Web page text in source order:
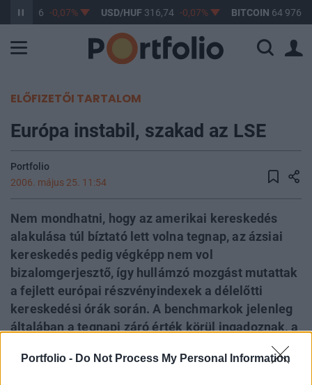
Portfolio - Do Not Process My Personal Information
365,16 -0,07% USD/HUF 316,74 -0,07% BITCOIN 64 976,19
ELŐFIZETŐI TARTALOM
Európa instabil, szakad az LSE
Portfolio
2006. május 25. 11:54
Nem mondhatni, hogy az amerikai kereskedés
alakulása túl bíztató lett volna tegnap, az ázsiai
kereskedés pedig végképp nem vol
bizalomgerjesztő, így hullámzó mozgást mutattak
a fejlett európai részvényindexek a délelőtti
kereskedési órák során. A benchmarkok jelenleg
általában a tegnapi záró érték körül ingadoznak, a
DAX 0.4%-os, a CAC40 0.1%-os pluszt mutat, az
FTSE pedig 0.2%-nál tartózkodik az előző záróhoz